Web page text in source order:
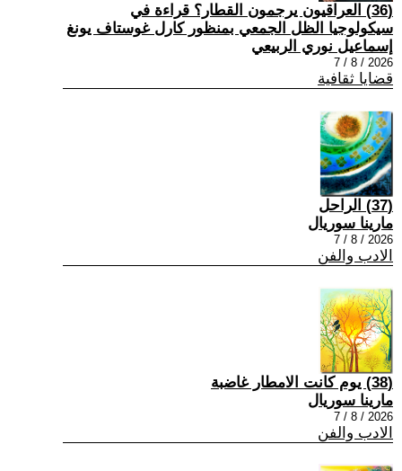
(36) العراقيون يرجمون القطار؟ قراءة في
سيكولوجيا الظل الجمعي بمنظور كارل غوستاف يونغ
إسماعيل نوري الربيعي
2026 / 8 / 7
قضايا ثقافية
(37) الراحل
مارينا سوريال
2026 / 8 / 7
الادب والفن
(38) يوم كانت الامطار غاضبة
مارينا سوريال
2026 / 8 / 7
الادب والفن